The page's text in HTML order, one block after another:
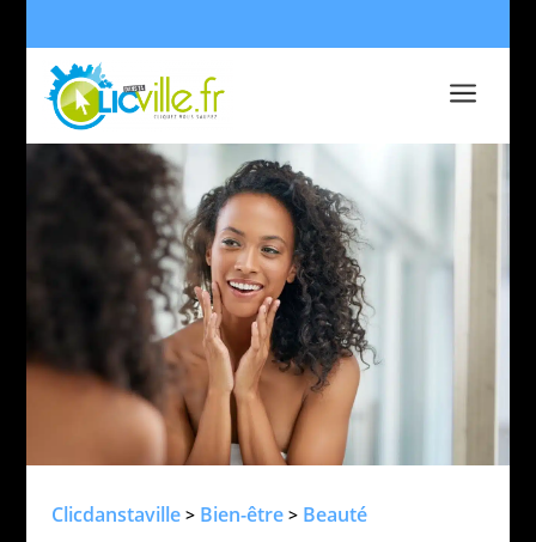
a
Clicdanstaville> Bien-être> Beauté